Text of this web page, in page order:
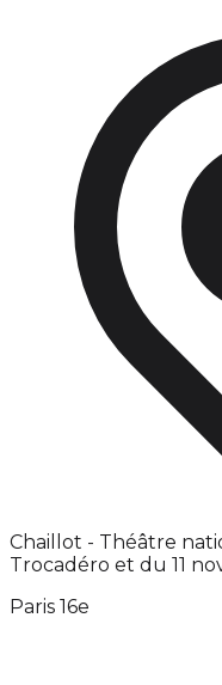
Chaillot - Théâtre
Trocadéro et du 11
Paris 16e